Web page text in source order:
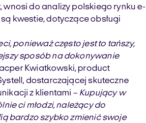
wnosi do analizy polskiego rynku e-
kwestie, dotyczące obsługi
ponieważ często jest to tańszy,
sposób na dokonywanie
Kwiatkowski, product
dostarczającej skuteczne
z klientami – Kupujący w
ci młodzi, należący do
bardzo szybko zmienić swoje